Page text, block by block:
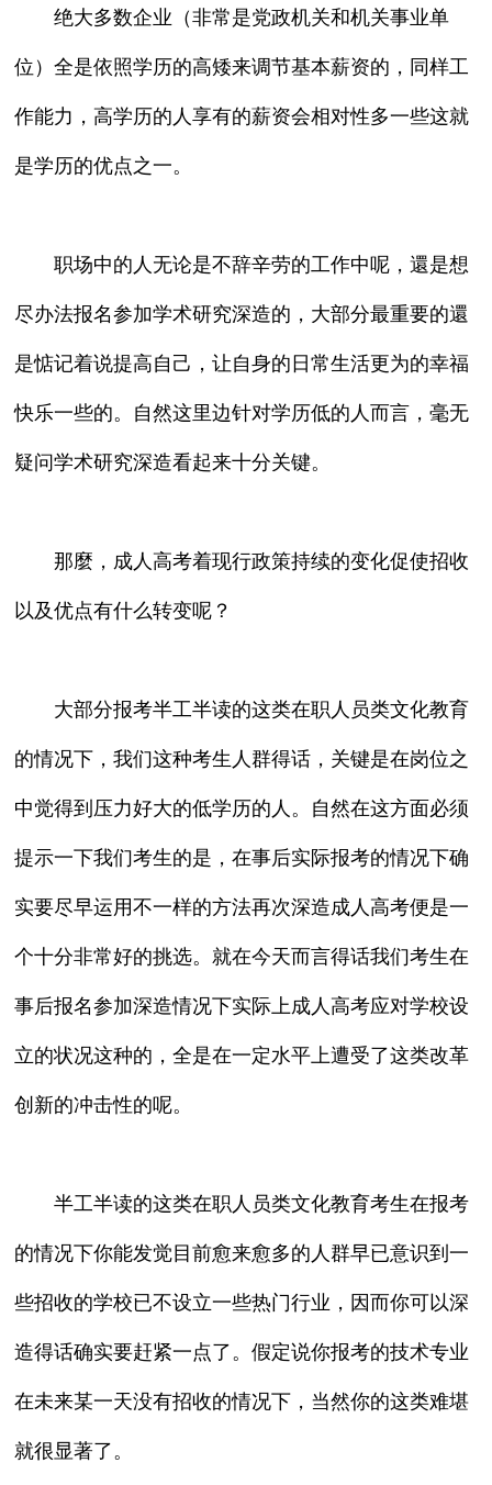
绝大多数企业（非常是党政机关和机关事业单
位）全是依照学历的高矮来调节基本薪资的，同样工
作能力，高学历的人享有的薪资会相对性多一些这就
是学历的优点之一。
职场中的人无论是不辞辛劳的工作中呢，還是想
尽办法报名参加学术研究深造的，大部分最重要的還
是惦记着说提高自己，让自身的日常生活更为的幸福
快乐一些的。自然这里边针对学历低的人而言，毫无
疑问学术研究深造看起来十分关键。
那麼，成人高考着现行政策持续的变化促使招收
以及优点有什么转变呢？
大部分报考半工半读的这类在职人员类文化教育
的情况下，我们这种考生人群得话，关键是在岗位之
中觉得到压力好大的低学历的人。自然在这方面必须
提示一下我们考生的是，在事后实际报考的情况下确
实要尽早运用不一样的方法再次深造成人高考便是一
个十分非常好的挑选。就在今天而言得话我们考生在
事后报名参加深造情况下实际上成人高考应对学校设
立的状况这种的，全是在一定水平上遭受了这类改革
创新的冲击性的呢。
半工半读的这类在职人员类文化教育考生在报考
的情况下你能发觉目前愈来愈多的人群早已意识到一
些招收的学校已不设立一些热门行业，因而你可以深
造得话确实要赶紧一点了。假定说你报考的技术专业
在未来某一天没有招收的情况下，当然你的这类难堪
就很显著了。